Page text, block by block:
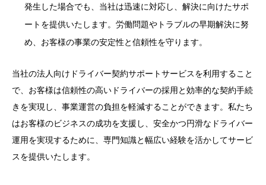
発生した場合でも、当社は迅速に対応し、解決に向けたサポ
ートを提供いたします。労働問題やトラブルの早期解決に努
め、お客様の事業の安定性と信頼性を守ります。
当社の法人向けドライバー契約サポートサービスを利用すること
で、お客様は信頼性の高いドライバーの採用と効率的な契約手続
きを実現し、事業運営の負担を軽減することができます。私たち
はお客様のビジネスの成功を支援し、安全かつ円滑なドライバー
運用を実現するために、専門知識と幅広い経験を活かしてサービ
スを提供いたします。